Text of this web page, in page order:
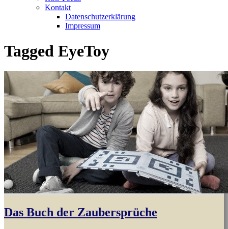
Kontakt
Datenschutzerklärung
Impressum
Tagged EyeToy
Das Buch der Zaubersprüche